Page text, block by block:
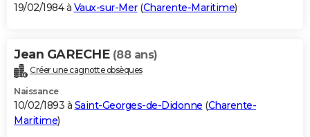
19/02/1984 à Vaux-sur-Mer(Charente-Maritime)
Jean GARECHE (88 ans)
Créer une cagnotte obsèques
Naissance
10/02/1893 à Saint-Georges-de-Didonne (Charente-
Maritime)